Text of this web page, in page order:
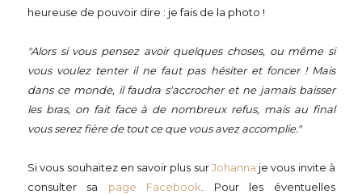
heureuse de pouvoir dire : je fais de la photo !
"Alors si vous pensez avoir quelques choses, ou même si
vous voulez tenter il ne faut pas hésiter et foncer ! Mais
dans ce monde, il faudra s'accrocher et ne jamais baisser
les bras, on fait face à de nombreux refus, mais au final
vous serez fière de tout ce que vous avez accomplie."
Si vous souhaitez en savoir plus surJohanna je vous invite à
consulter sa page Facebook . Pour les éventuelles